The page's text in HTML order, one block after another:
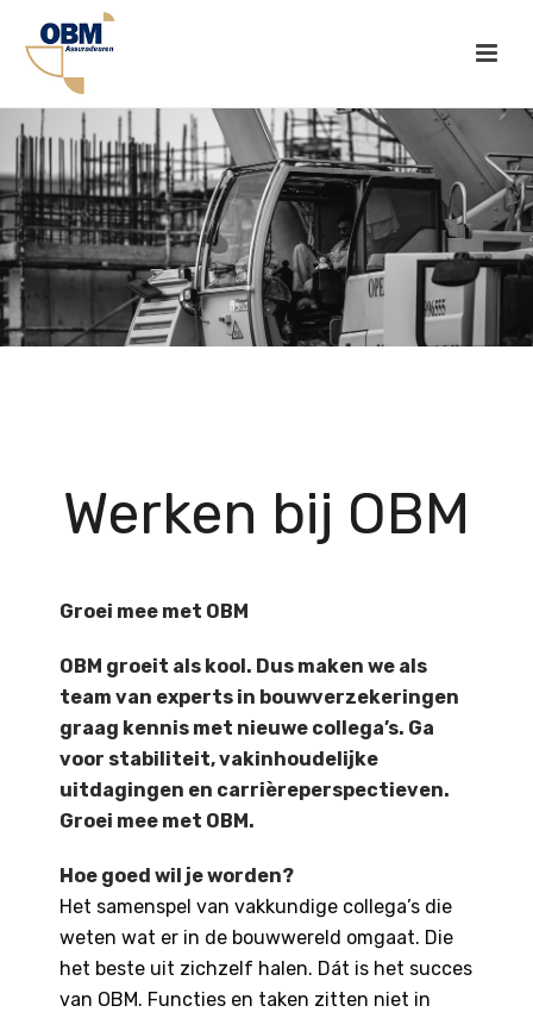
Werken bij OBM
Groei mee met OBM
OBM groeit als kool. Dus maken we als
team van experts in bouwverzekeringen
graag kennis met nieuwe collega’s. Ga
voor stabiliteit, vakinhoudelijke
uitdagingen en carrièreperspectieven.
Groei mee met OBM.
Hoe goed wil je worden?​
Het samenspel van vakkundige collega’s die
weten wat er in de bouwwereld omgaat. Die
het beste uit zichzelf halen. Dát is het succes
van OBM. Functies en taken zitten niet in